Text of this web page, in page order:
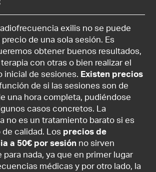
exilis no se puede
de una sola sesión. Es
obtener buenos resultados,
con otras o bien realizar el
inicial de sesiones. Existen precios
de si las sesiones son de
una hora completa, pudiéndose
casos concretos. La
no es un tratamiento barato si es
calidad. Los precios de
a 50€ por sesión no sirven
nada, ya que en primer lugar
médicas y por otro lado, la